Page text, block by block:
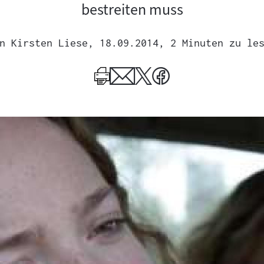
bestreiten muss
Kirsten Liese, 18.09.2014, 2 Minuten zu